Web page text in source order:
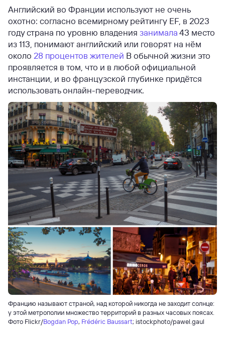
Английский во Франции используют не очень
охотно: согласно всемирному рейтингу EF, в 2023
году страна по уровню владения занимала43 место
из 113, понимают английский или говорят на нём
около 28 процентов жителей В обычной жизни это
проявляется в том, что и в любой официальной
инстанции, и во французской глубинке придётся
использовать онлайн-переводчик.
Францию называют страной, над которой никогда не заходит солнце:
у этой метрополии множество территорий в разных часовых поясах.
Фото Flickr/Bogdan Pop, Frédéric Baussart; istockphoto/pawel.gaul